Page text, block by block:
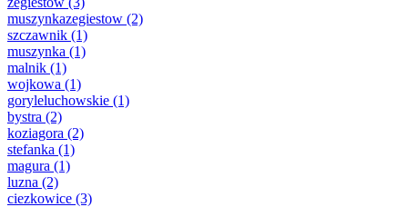
muszynkazegiestow (2)
szczawnik (1)
muszynka (1)
malnik (1)
wojkowa (1)
goryleluchowskie (1)
bystra (2)
koziagora (2)
stefanka (1)
magura (1)
luzna (2)
ciezkowice (3)